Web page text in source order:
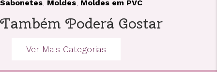
Sabonetes, Moldes, Moldes em PVC
Também Poderá Gostar
Ver Mais Categorias